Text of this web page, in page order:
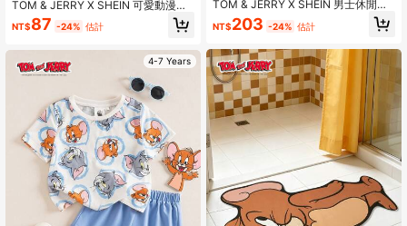
TOM & JERRY X SHEIN 可愛動漫毛
絨汽車安全帶套，柔軟舒適肩墊，通
用設計適用於大多數車輛，1件/2件裝
NT$87 -24% 估計
4-7 Years
TOM & JERRY X SHEIN 男士休閒街
頭風圖案與字母印花水洗短袖T恤，夏
季街頭穿搭，返校季
NT$203 -24% 估計